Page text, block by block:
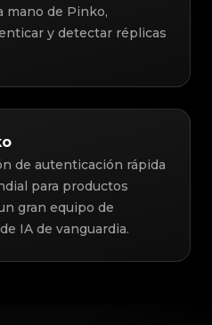
mano de Pinko,
y detectar réplicas
de autenticación rápida
para productos
gran equipo de
IA de vanguardia.